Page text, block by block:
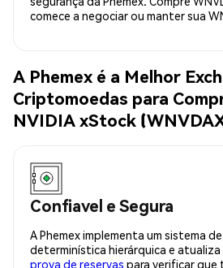
comece a negociar ou manter sua
A Phemex é a Melhor
Criptomoedas para
NVIDIA xStock
Confiavel e Segura
A Phemex implementa um sistema
determinística hierárquica e
prova de reservas para verificar